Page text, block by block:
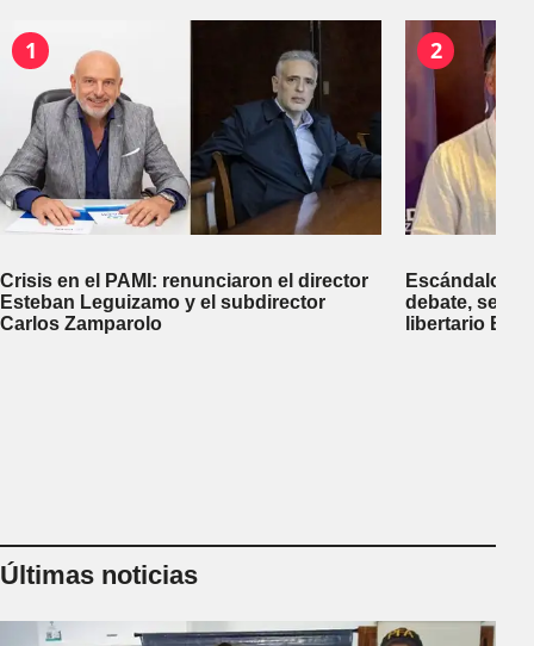
1
Crisis en el PAMI: renunciaron el director
Esteban Leguizamo y el subdirector
Carlos Zamparolo
2
Escándalo
debate, se
libertario
Últimas noticias